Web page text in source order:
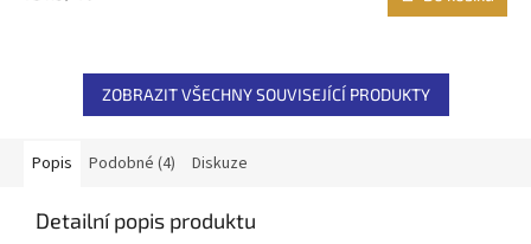
ZOBRAZIT VŠECHNY SOUVISEJÍCÍ PRODUKTY
Popis Podobné (4) Diskuze
Detailní popis produktu